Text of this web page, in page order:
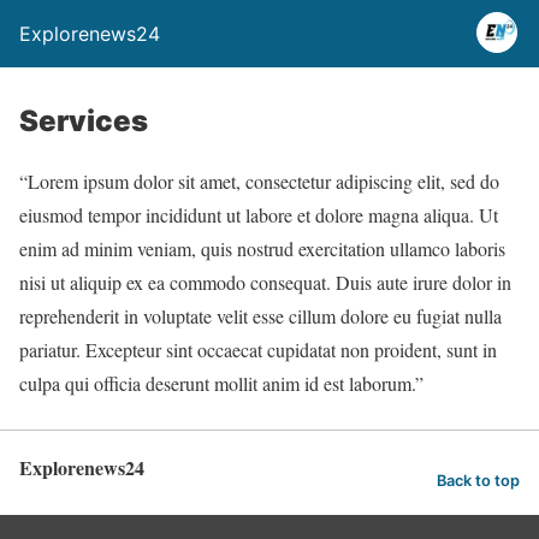
Explorenews24
Services
“Lorem ipsum dolor sit amet, consectetur adipiscing elit, sed do
eiusmod tempor incididunt ut labore et dolore magna aliqua. Ut
enim ad minim veniam, quis nostrud exercitation ullamco laboris
nisi ut aliquip ex ea commodo consequat. Duis aute irure dolor in
reprehenderit in voluptate velit esse cillum dolore eu fugiat nulla
pariatur. Excepteur sint occaecat cupidatat non proident, sunt in
culpa qui officia deserunt mollit anim id est laborum.”
Explorenews24 Back to top